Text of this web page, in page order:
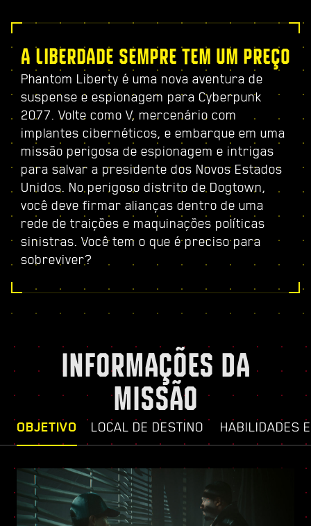
A LIBERDADE SEMPRE TEM UM PREÇO
Phantom Liberty é uma nova aventura de
suspense e espionagem para Cyberpunk
2077. Volte como V, mercenário com
implantes cibernéticos, e embarque em uma
missão perigosa de espionagem e intrigas
para salvar a presidente dos Novos Estados
Unidos. No perigoso distrito de Dogtown,
você deve firmar alianças dentro de uma
rede de traições e maquinações políticas
sinistras. Você tem o que é preciso para
sobreviver?
INFORMAÇÕES DA
MISSÃO
OBJETIVO LOCAL DE DESTINO HABILIDADES